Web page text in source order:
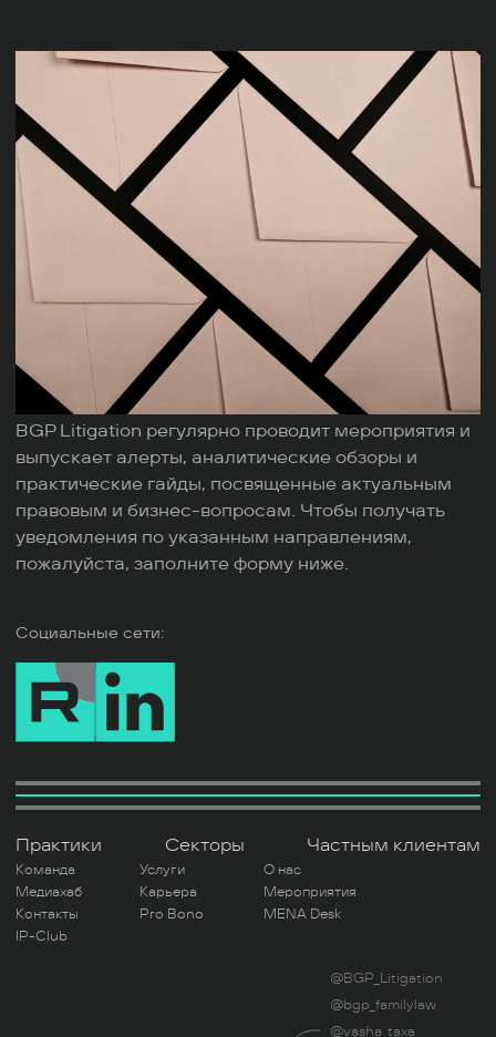
BGP Litigation регулярно проводит мероприятия и
выпускает алерты, аналитические обзоры и
практические гайды, посвященные актуальным
правовым и бизнес-вопросам. Чтобы получать
уведомления по указанным направлениям,
пожалуйста, заполните форму ниже.
Социальные сети:
Практики Секторы Частным клиентам
Команда Услуги
О нас
Медиахаб
Карьера
Мероприятия
Контакты
Pro Bono
MENA Desk
IP-Club
@BGP_Litigation
@bgp_familylaw
@vasha_taxa